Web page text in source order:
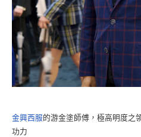
金興西服的游金塗師傅，極高明度之
功力